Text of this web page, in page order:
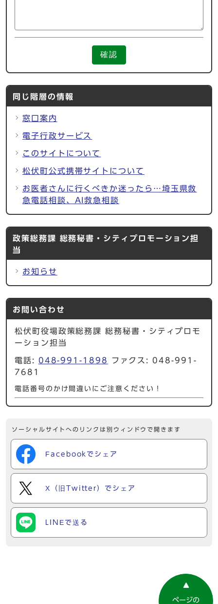
確認
同じ階層の情報
窓口案内
電子行政サービス
このサイトについて
松伏町公式携帯サイトについて
お医者さんに行くべきか迷ったら…埼玉県救
急電話相談、AI救急相談
政策総務課 総務秘書・シティプロモーション担
当
お知らせ
お問い合わせ
松伏町役場政策総務課 総務秘書・シティプロモ
ーション担当
電話: 048-991-1898
ファクス: 048-991-
7681
電話番号のかけ間違いにご注意ください！
ソーシャルサイトへのリンクは別ウィンドウで開きます
Facebookでシェア
X（旧Twitter）でシェア
LINEで送る
ページの